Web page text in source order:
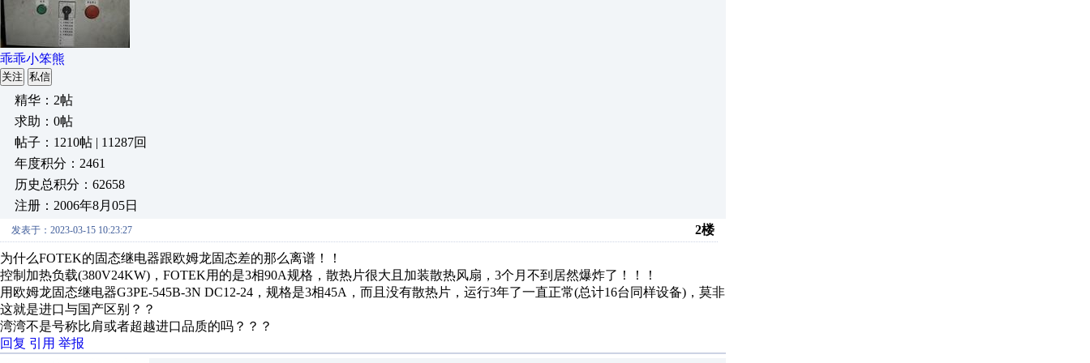
乖乖小笨熊
关注 私信
精华：2帖
求助：0帖
帖子：1210帖 | 11287回
年度积分：2461
历史总积分：62658
注册：2006年8月05日
发表于：2023-03-15 10:23:27 2楼
为什么FOTEK的固态继电器跟欧姆龙固态差的那么离谱！！
控制加热负载(380V24KW)，FOTEK用的是3相90A规格，散热片很大且加装散热风扇，3个月不到居然爆炸了！！！
用欧姆龙固态继电器G3PE-545B-3N DC12-24，规格是3相45A，而且没有散热片，运行3年了一直正常(总计16台同样设备)，莫非
这就是进口与国产区别？？
湾湾不是号称比肩或者超越进口品质的吗？？？
回复 引用 举报